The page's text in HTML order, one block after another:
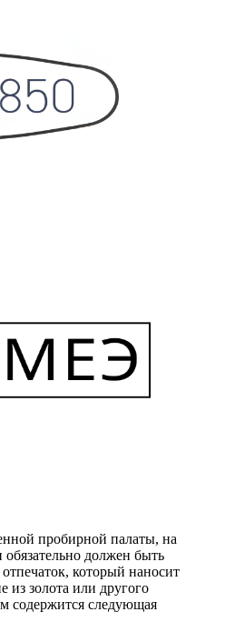
пробирной палаты, на
должен быть
который наносит
из золота или другого
содержится следующая